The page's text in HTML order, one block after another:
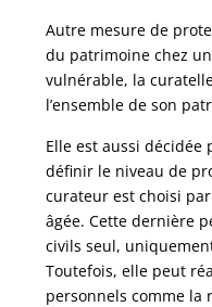
Autre mesure de
du patrimoine chez
vulnérable, la
l’ensemble de son
Elle est aussi
définir le niveau de
curateur est choisi
âgée. Cette dernière
civils seul,
Toutefois, elle peut
personnels comme la